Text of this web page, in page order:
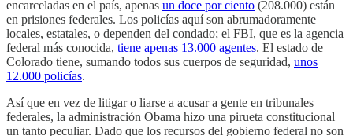
encarceladas en el país, apenas un doce por ciento (208.000) están
en prisiones federales. Los policías aquí son abrumadoramente
locales, estatales, o dependen del condado; el FBI, que es la agencia
federal más conocida, tiene apenas 13.000 agentes. El estado de
Colorado tiene, sumando todos sus cuerpos de seguridad, unos
12.000 policías.
Así que en vez de litigar o liarse a acusar a gente en tribunales
federales, la administración Obama hizo una pirueta constitucional
un tanto peculiar. Dado que los recursos del gobierno federal no son